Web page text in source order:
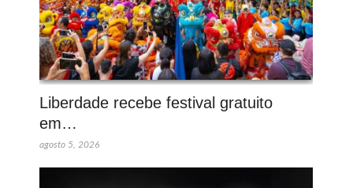
Liberdade recebe festival gratuito
em…
agosto 5, 2026